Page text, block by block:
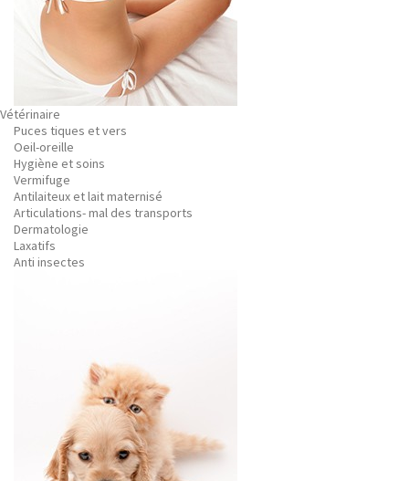
Vétérinaire
Puces tiques et vers
Oeil-oreille
Hygiène et soins
Vermifuge
Antilaiteux et lait maternisé
Articulations- mal des transports
Dermatologie
Laxatifs
Anti insectes